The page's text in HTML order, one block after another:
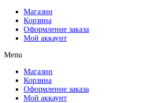
Магазин
Корзина
Оформление заказа
Мой аккаунт
Menu
Магазин
Корзина
Оформление заказа
Мой аккаунт